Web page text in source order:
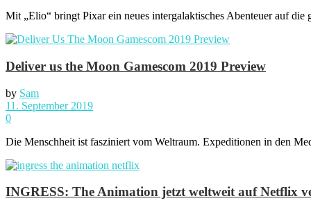
Mit „Elio“ bringt Pixar ein neues intergalaktisches Abenteuer auf
Deliver us the Moon Gamescom 2019 Preview
by Sam
11. September 2019
0
Die Menschheit ist fasziniert vom Weltraum. Expeditionen in den
INGRESS: The Animation jetzt weltweit auf Netflix